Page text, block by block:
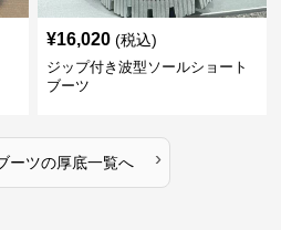
¥16,020 (税込)
ジップ付き波型ソールショート
ブーツ
ーツの厚底一覧へ ›